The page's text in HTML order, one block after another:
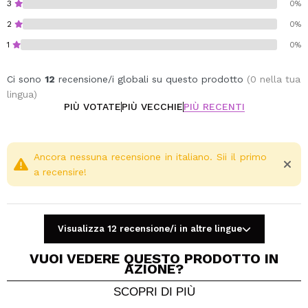
3 0%
2 0%
1 0%
Ci sono 12 recensione/i globali su questo prodotto (0 nella tua
lingua)
PIÙ VOTATEPIÙ VECCHIEPIÙ RECENTI
Condividi un video o una foto
Ancora nessuna recensione in italiano. Sii il primo
a recensire!
Visualizza 12 recensione/i in altre lingue
VUOI VEDERE QUESTO PRODOTTO IN
AZIONE?
SCOPRI DI PIÙ